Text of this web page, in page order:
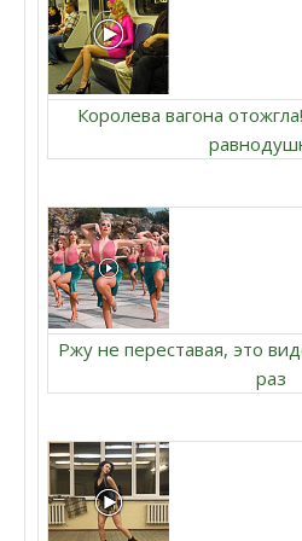
Королева вагона
Ржу не переставая, это
раз